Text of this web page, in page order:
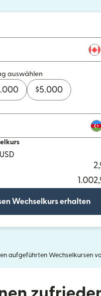
auswählen
$5.000
Wechselkurs erhalten
aufgeführten Wechselkursen